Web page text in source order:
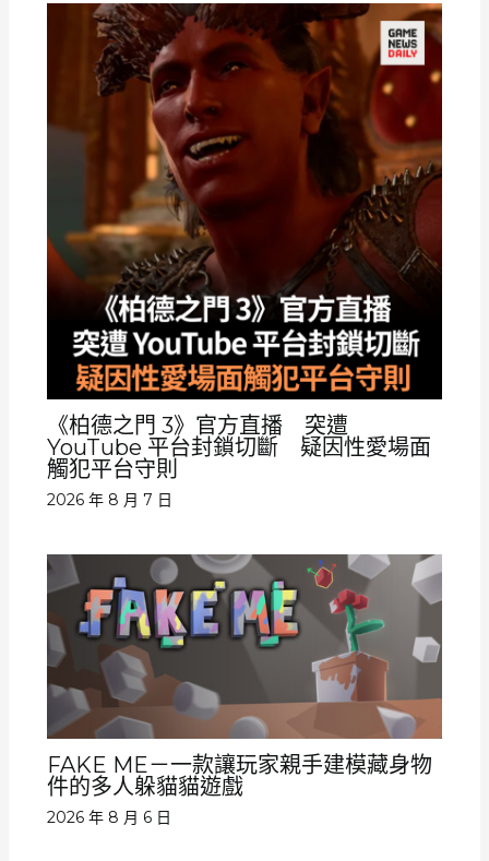
《柏德之門 3》官方直播 突遭
YouTube 平台封鎖切斷 疑因性愛場面
觸犯平台守則
2026 年 8 月 7 日
FAKE ME－一款讓玩家親手建模藏身物
件的多人躲貓貓遊戲
2026 年 8 月 6 日